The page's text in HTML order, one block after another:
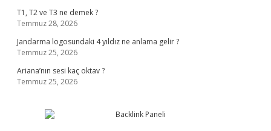
T1, T2 ve T3 ne demek ?
Temmuz 28, 2026
Jandarma logosundaki 4 yıldız ne anlama gelir ?
Temmuz 25, 2026
Ariana’nın sesi kaç oktav ?
Temmuz 25, 2026